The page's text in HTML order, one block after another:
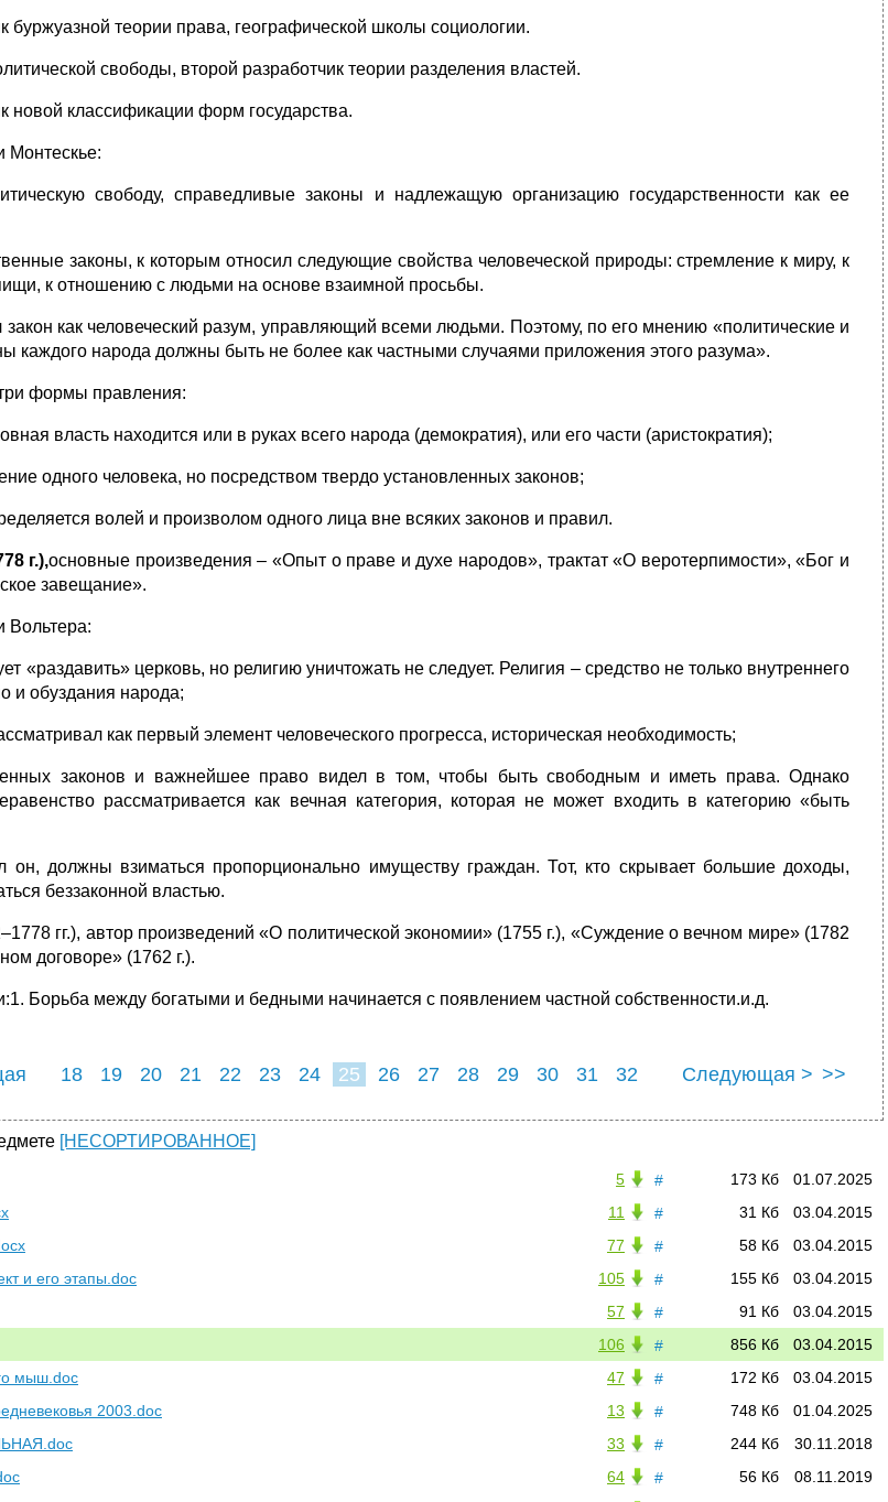
буржуазной теории права, географической школы социологии.
свободы, второй разработчик теории разделения властей.
новой классификации форм государства.
Монтескье:
свободу, справедливые законы и надлежащую организацию государственности как ее
законы, к которым относил следующие свойства человеческой природы: стремление к миру, к
к отношению с людьми на основе взаимной просьбы.
закон как человеческий разум, управляющий всеми людьми. Поэтому, по его мнению «политические и
каждого народа должны быть не более как частными случаями приложения этого разума».
формы правления:
власть находится или в руках всего народа (демократия), или его части (аристократия);
одного человека, но посредством твердо установленных законов;
волей и произволом одного лица вне всяких законов и правил.
г.),основные произведения – «Опыт о праве и духе народов», трактат «О веротерпимости», «Бог и
завещание».
Вольтера:
«раздавить» церковь, но религию уничтожать не следует. Религия – средство не только внутреннего
и обуздания народа;
как первый элемент человеческого прогресса, историческая необходимость;
законов и важнейшее право видел в том, чтобы быть свободным и иметь права. Однако
рассматривается как вечная категория, которая не может входить в категорию «быть
он, должны взиматься пропорционально имуществу граждан. Тот, кто скрывает большие доходы,
беззаконной властью.
гг.), автор произведений «О политической экономии» (1755 г.), «Суждение о вечном мире» (1782
договоре» (1762 г.).
Борьба между богатыми и бедными начинается с появлением частной собственности.и.д.
18 19 20 21 22 23 24 25 26 27 28 29 30 31
32
Следующая > >>
[НЕСОРТИРОВАННОЕ]
# 01.07.2025
173 Кб
5
#
03.04.2015
31 Кб
11
#
03.04.2015
58 Кб
77
#
03.04.2015
155 Кб
105
и его этапы.doc
#
03.04.2015
91 Кб
57
#
03.04.2015
856 Кб
106
#
03.04.2015
172 Кб
47
мыш.doc
#
01.04.2025
748 Кб
13
2003.doc
#
30.11.2018
244 Кб
33
#
08.11.2019
56 Кб
64